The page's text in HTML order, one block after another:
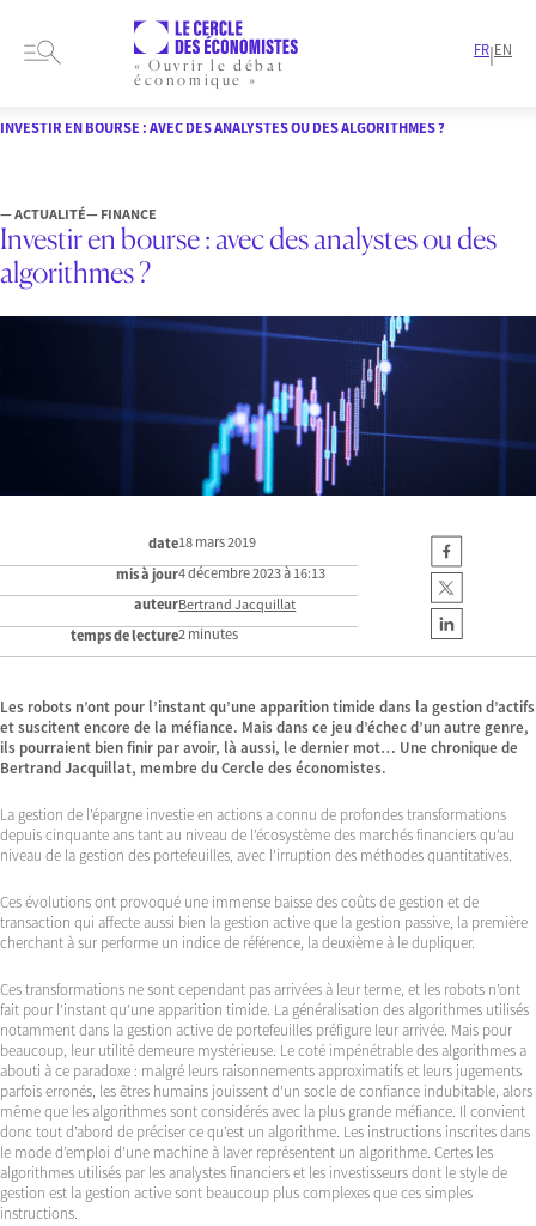
« Ouvrir le débat
économique »
FR|EN
INVESTIR EN BOURSE : AVEC DES ANALYSTES OU DES ALGORITHMES ?
— ACTUALITÉ— FINANCE
Investir en bourse : avec des analystes ou des
algorithmes ?
date18 mars 2019
mis à jour4 décembre 2023 à 16:13
auteurBertrand Jacquillat
temps de lecture2 minutes
Les robots n’ont pour l’instant qu’une apparition timide dans la gestion d’actifs
et suscitent encore de la méfiance. Mais dans ce jeu d’échec d’un autre genre,
ils pourraient bien finir par avoir, là aussi, le dernier mot… Une chronique de
Bertrand Jacquillat, membre du Cercle des économistes.
La gestion de l’épargne investie en actions a connu de profondes transformations
depuis cinquante ans tant au niveau de l’écosystème des marchés financiers qu’au
niveau de la gestion des portefeuilles, avec l’irruption des méthodes quantitatives.
Ces évolutions ont provoqué une immense baisse des coûts de gestion et de
transaction qui affecte aussi bien la gestion active que la gestion passive, la première
cherchant à sur performe un indice de référence, la deuxième à le dupliquer.
Ces transformations ne sont cependant pas arrivées à leur terme, et les robots n’ont
fait pour l’instant qu’une apparition timide. La généralisation des algorithmes utilisés
notamment dans la gestion active de portefeuilles préfigure leur arrivée. Mais pour
beaucoup, leur utilité demeure mystérieuse. Le coté impénétrable des algorithmes a
abouti à ce paradoxe : malgré leurs raisonnements approximatifs et leurs jugements
parfois erronés, les êtres humains jouissent d’un socle de confiance indubitable, alors
même que les algorithmes sont considérés avec la plus grande méfiance. Il convient
donc tout d’abord de préciser ce qu’est un algorithme. Les instructions inscrites dans
le mode d’emploi d’une machine à laver représentent un algorithme. Certes les
algorithmes utilisés par les analystes financiers et les investisseurs dont le style de
gestion est la gestion active sont beaucoup plus complexes que ces simples
instructions.